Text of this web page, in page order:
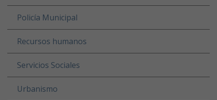
Policía Municipal
Recursos humanos
Servicios Sociales
Urbanismo